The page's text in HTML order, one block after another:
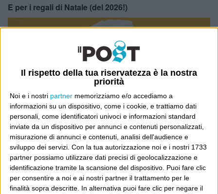
Il rispetto della tua riservatezza è la nostra
priorità
Noi e i nostri partner memorizziamo e/o accediamo a
informazioni su un dispositivo, come i cookie, e trattiamo dati
personali, come identificatori univoci e informazioni standard
inviate da un dispositivo per annunci e contenuti personalizzati,
misurazione di annunci e contenuti, analisi dell'audience e
sviluppo dei servizi. Con la tua autorizzazione noi e i nostri 1733
partner possiamo utilizzare dati precisi di geolocalizzazione e
identificazione tramite la scansione del dispositivo. Puoi fare clic
per consentire a noi e ai nostri partner il trattamento per le
finalità sopra descritte. In alternativa puoi fare clic per negare il
E per i regali di Natale (del 2026!)